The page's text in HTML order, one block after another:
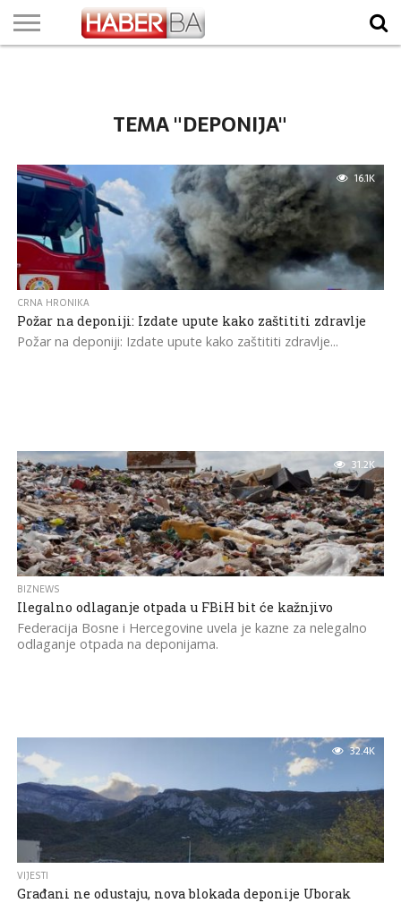
TEMA "DEPONIJA"
16.1K
CRNA HRONIKA
Požar na deponiji: Izdate upute kako zaštititi zdravlje
Požar na deponiji: Izdate upute kako zaštititi zdravlje...
31.2K
BIZNEWS
Ilegalno odlaganje otpada u FBiH bit će kažnjivo
Federacija Bosne i Hercegovine uvela je kazne za nelegalno
odlaganje otpada na deponijama.
32.4K
VIJESTI
Građani ne odustaju, nova blokada deponije Uborak